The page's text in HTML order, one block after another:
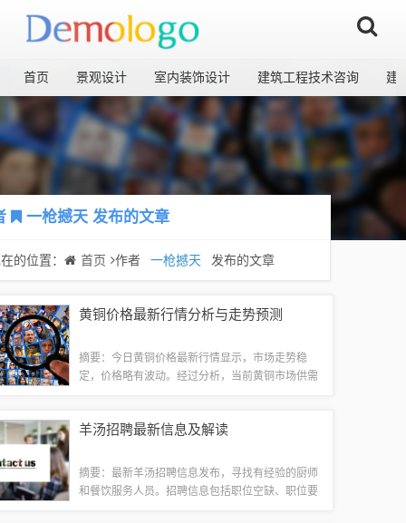
首页 景观设计 室内装饰设计 建筑工程技术咨询 建
一枪撼天发布的文章
的位置： 首页 作者 一枪撼天 发布的文章
黄铜价格最新行情分析与走势预测
摘要：今日黄铜价格最新行情显示，市场走势稳
定，价格略有波动。经过分析，当前黄铜市场供需
态，以做出明智的决策。本文将对今日黄铜价格
羊汤招聘最新信息及解读
摘要：最新羊汤招聘信息发布，寻找有经验的厨师
和餐饮服务人员。招聘信息包括职位空缺、职位要